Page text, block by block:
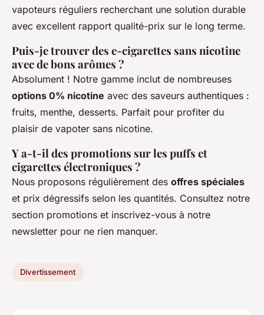
vapoteurs réguliers recherchant une solution durable
avec excellent rapport qualité-prix sur le long terme.
Puis-je trouver des e-cigarettes sans nicotine
avec de bons arômes ?
Absolument ! Notre gamme inclut de nombreuses
options 0% nicotine avec des saveurs authentiques :
fruits, menthe, desserts. Parfait pour profiter du
plaisir de vapoter sans nicotine.
Y a-t-il des promotions sur les puffs et
cigarettes électroniques ?
Nous proposons régulièrement des offres spéciales
et prix dégressifs selon les quantités. Consultez notre
section promotions et inscrivez-vous à notre
newsletter pour ne rien manquer.
Divertissement